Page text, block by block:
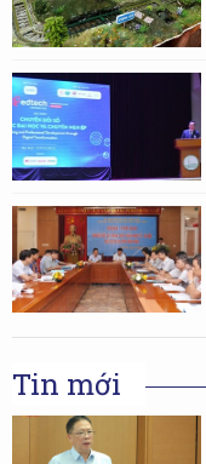
Tin mới